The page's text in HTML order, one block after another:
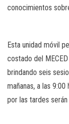
conocimientos
Esta unidad móvil
costado del
brindando seis
mañanas, a las
por las tardes